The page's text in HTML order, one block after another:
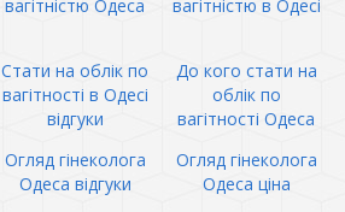
вагітністю Одеса
вагітністю в Одесі
Стати на облік по
вагітності в Одесі
відгуки
До кого стати на
облік по
вагітності Одеса
Огляд гінеколога
Одеса відгуки
Огляд гінеколога
Одеса ціна